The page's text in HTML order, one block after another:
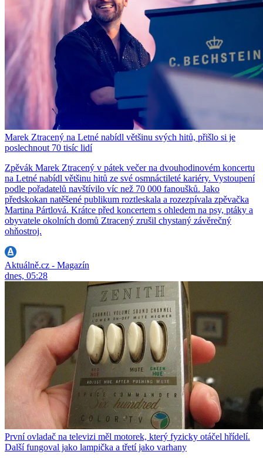
Marek Ztracený na Letné nabídl většinu svých hitů, přišlo si je
poslechnout 70 tisíc lidí
Zpěvák Marek Ztracený v pátek večer na dvouhodinovém koncertu
na Letné nabídl většinu hitů ze své osmnáctileté kariéry. Vystoupení
podle pořadatelů navštívilo víc než 70 000 fanoušků. Jako
předskokan natěšené publikum roztleskala a rozezpívala zpěvačka
Martina Pártlová. Krátce před koncertem s ohledem na psy, ptáky a
obyvatele okolních domů Ztracený zrušil chystaný závěrečný
ohňostroj.
Aktuálně.cz - Magazín
dnes, 05:28
První ovladač na televizi měl motorek, který fyzicky otáčel hřídelí.
Další fungoval jako lampička a třetí jako varhany